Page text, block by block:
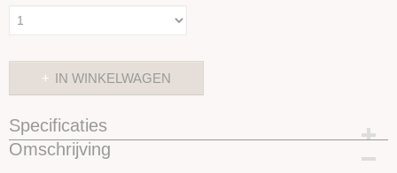
IN WINKELWAGEN
Specificaties
Productcode
Omschrijving